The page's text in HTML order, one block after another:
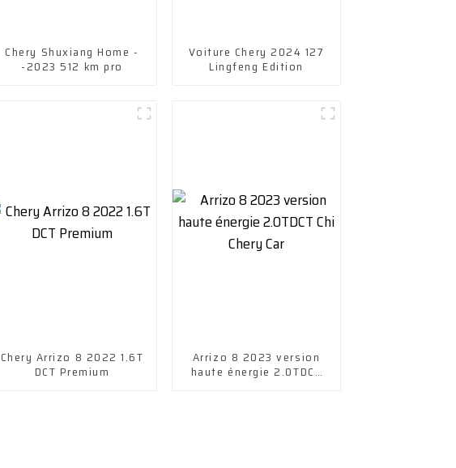
Chery Shuxiang Home -
-2023 512 km pro
Voiture Chery 2024 127
Lingfeng Edition
Chery Arrizo 8 2022 1.6T
DCT Premium
Arrizo 8 2023 version
haute énergie 2.0TDCT